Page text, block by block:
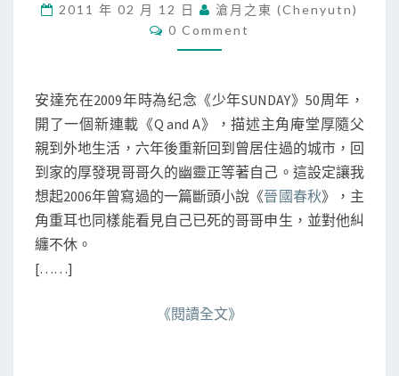
成
書
2011 年 02 月 12 日
滄月之東 (chenyutn)
C
O
N
T
S
0 Comment
安達充在2009年時為纪念《少年SUNDAY》50周年，
開了一個新連載《Q and A》，描述主角庵堂厚隨父
親到外地生活，六年後重新回到曾居住過的城市，回
到家的厚發現哥哥久的幽靈正等著自己。這設定讓我
想起2006年曾寫過的一篇斷頭小說《晉國春秋》，主
角重耳也同樣能看見自己已死的哥哥申生，並對他糾
纏不休。
[……]
《閱讀全文》